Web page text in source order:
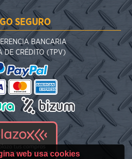
SEGURO
BANCARIA
DE CRÉDITO (TPV)
web usa cookies